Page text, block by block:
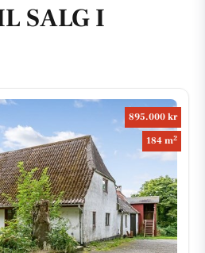
SALG I
895.000 kr
184 m2